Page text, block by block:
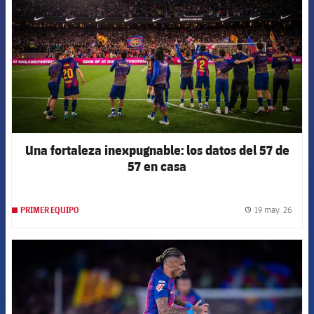
Una fortaleza inexpugnable: los datos del 57 de
57 en casa
PRIMER EQUIPO 19 may. 26
FCB Barcelona badge